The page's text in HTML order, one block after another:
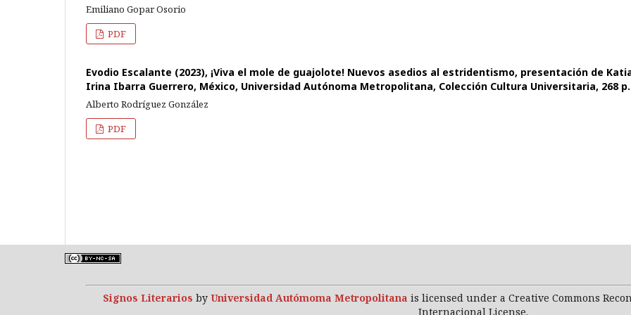
Emiliano Gopar Osorio
PDF
Evodio Escalante (2023), ¡Viva el mole de guajolote! Nuevos asedios al estridentismo, presentación de
Irina Ibarra Guerrero, México, Universidad Autónoma Metropolitana, Colección Cultura Universitaria, 268 p.
Alberto Rodríguez González
PDF
Signos Literarios by Universidad Autómoma Metropolitana is licensed under a Creative Commons
Internacional License.